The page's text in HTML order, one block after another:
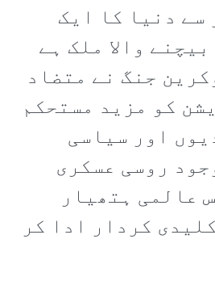
سے دنیا کا ایک
والا ملک ہے
جنگ نے متضاد
کو مزید مستحکم
اور سیاسی
روسی عسکری
عالمی ہتھیار
کردار ادا کر